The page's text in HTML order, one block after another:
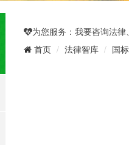
为您服务：我要咨询法律
首页 法律智库 国